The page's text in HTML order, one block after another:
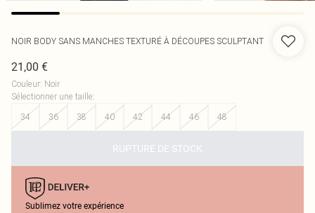
NOIR BODY SANS MANCHES TEXTURÉ À DÉCOUPES SCULPTANT
21,00 €
Couleur: Noir
Sélectionner une taille:
34
36 38 40 42 44 46 48
RUPTURE DE STOCK
Sublimez votre expérience